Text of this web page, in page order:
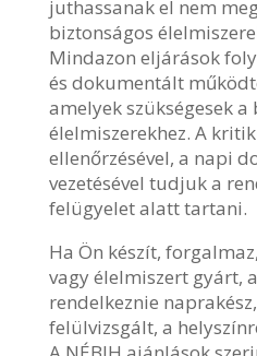
juthassanak el nem
biztonságos
Mindazon eljárások
és dokumentált
amelyek szükségesek a
élelmiszerekhez. A
ellenőrzésével, a napi
vezetésével tudjuk a
felügyelet alatt tartani.
Ha Ön készít,
vagy élelmiszert gyárt,
rendelkeznie
felülvizsgált, a